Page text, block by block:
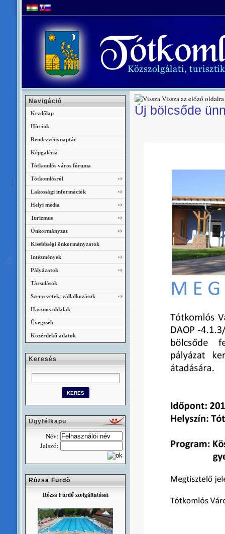
Vissza az előző oldalra
Új bölcsőde
Navigáció
Kezdőlap
Híreink
Rendezvénynaptár
Képgaléria
Tótkomlós város fóruma
Tótkomlósról
Lakossági információk
Helyi média
Turizmus
Önkormányzat
Kisebbségi önkormányzatok
Intézmények
Pályázatok
Társulások
Szervezetek, vállalkozások
Hasznos oldalak
Üvegzseb
Közérdekű adatok
Keresés
Ügyfélkapu
Név:
Jelszó:
Rózsa Fürdő
Rózsa Fürdő szolgáltatásai